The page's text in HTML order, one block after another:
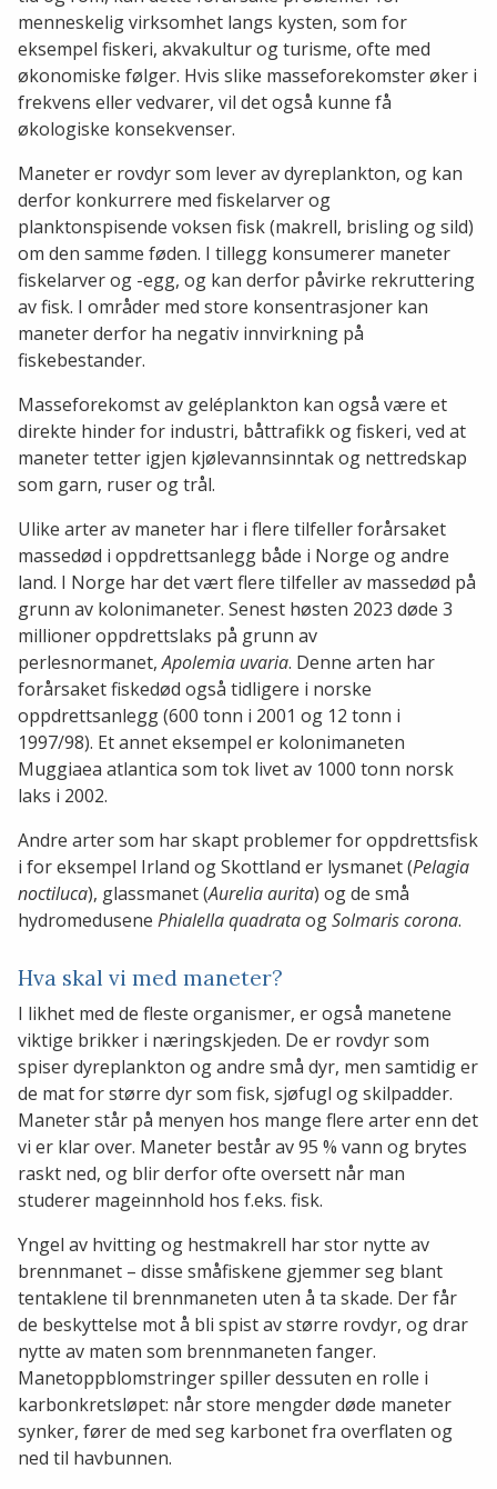
menneskelig virksomhet langs kysten, som for
eksempel fiskeri, akvakultur og turisme, ofte med
økonomiske følger. Hvis slike masseforekomster øker i
frekvens eller vedvarer, vil det også kunne få
økologiske konsekvenser.
Maneter er rovdyr som lever av dyreplankton, og kan
derfor konkurrere med fiskelarver og
planktonspisende voksen fisk (makrell, brisling og sild)
om den samme føden. I tillegg konsumerer maneter
fiskelarver og -egg, og kan derfor påvirke rekruttering
av fisk. I områder med store konsentrasjoner kan
maneter derfor ha negativ innvirkning på
fiskebestander.
Masseforekomst av geléplankton kan også være et
direkte hinder for industri, båttrafikk og fiskeri, ved at
maneter tetter igjen kjølevannsinntak og nettredskap
som garn, ruser og trål.
Ulike arter av maneter har i flere tilfeller forårsaket
massedød i oppdrettsanlegg både i Norge og andre
land. I Norge har det vært flere tilfeller av massedød på
grunn av kolonimaneter. Senest høsten 2023 døde 3
millioner oppdrettslaks på grunn av
perlesnormanet,Apolemia uvaria. Denne arten har
forårsaket fiskedød også tidligere i norske
oppdrettsanlegg (600 tonn i 2001 og 12 tonn i
1997/98). Et annet eksempel er kolonimaneten
Muggiaea atlantica som tok livet av 1000 tonn norsk
laks i 2002.
Andre arter som har skapt problemer for oppdrettsfisk
i for eksempel Irland og Skottland er lysmanet (Pelagia
noctiluca), glassmanet (Aurelia aurita) og de små
hydromedusene Phialella quadrataogSolmaris corona.
Hva skal vi med maneter?
I likhet med de fleste organismer, er også manetene
viktige brikker i næringskjeden. De er rovdyr som
spiser dyreplankton og andre små dyr, men samtidig er
de mat for større dyr som fisk, sjøfugl og skilpadder.
Maneter står på menyen hos mange flere arter enn det
vi er klar over. Maneter består av 95 % vann og brytes
raskt ned, og blir derfor ofte oversett når man
studerer mageinnhold hos f.eks. fisk.
Yngel av hvitting og hestmakrell har stor nytte av
brennmanet – disse småfiskene gjemmer seg blant
tentaklene til brennmaneten uten å ta skade. Der får
de beskyttelse mot å bli spist av større rovdyr, og drar
nytte av maten som brennmaneten fanger.
Manetoppblomstringer spiller dessuten en rolle i
karbonkretsløpet: når store mengder døde maneter
synker, fører de med seg karbonet fra overflaten og
ned til havbunnen.